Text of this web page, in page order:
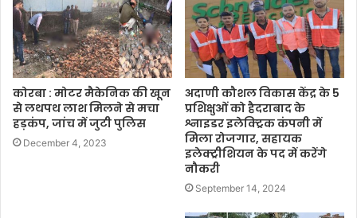
कोरबा : मोटर मैकेनिक की खून
से लथपथ लाश मिलने से मचा
हड़कंप, जांच में जुटी पुलिस
December 4, 2023
अदाणी कौशल विकास केंद्र के 5
प्रशिक्षुओं को हैदराबाद के
श्नाइडर इलेक्ट्रिक कंपनी में
मिला रोजगार, सहायक
इलेक्ट्रीशियन के पद में करेंगे
नौकरी
September 14, 2024